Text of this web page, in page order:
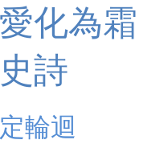
化為霜
詩
輪迴